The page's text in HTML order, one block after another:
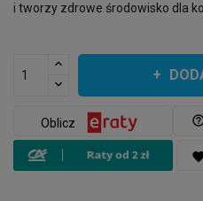
i tworzy zdrowe środowisko dla
Oblicz